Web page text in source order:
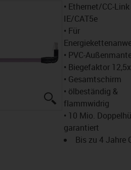
igus-icon-lupe
• Ethernet/CC-Link
IE/CAT5e
• Für
• PVC-
• Biegefaktor
• Gesamtschirm
• ölbeständig &
flammwidrig
• 10 Mio.
garantiert
Bis zu 4 Jahre